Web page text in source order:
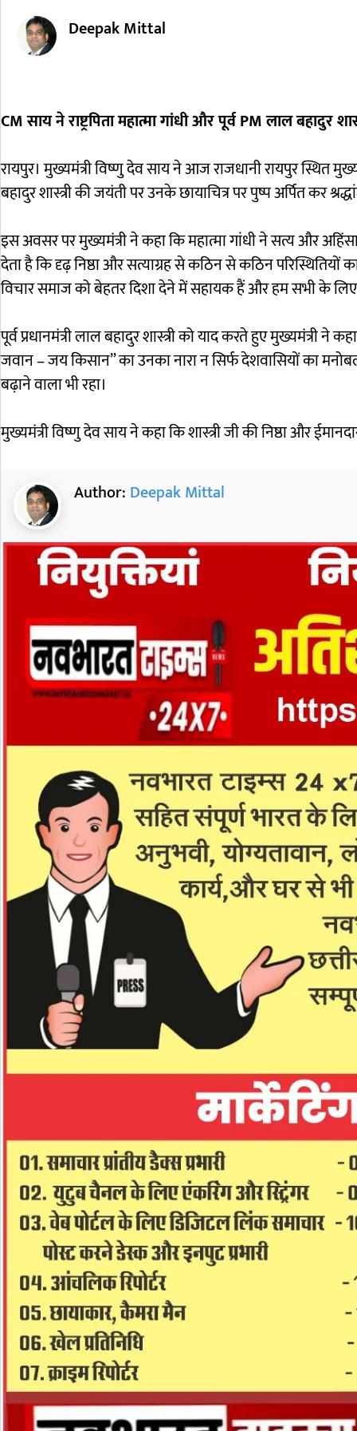
Deepak Mittal
CM साय ने राष्ट्रपिता महात्मा गांधी और पूर्व PM लाल बहादुर
रायपुर। मुख्यमंत्री विष्णु देव साय ने आज राजधानी रायपुर स्थित
बहादुर शास्त्री की जयंती पर उनके छायाचित्र पर पुष्प अर्पित कर
इस अवसर पर मुख्यमंत्री ने कहा कि महात्मा गांधी ने सत्य और
देता है कि दृढ़ निष्ठा और सत्याग्रह से कठिन से कठिन
विचार समाज को बेहतर दिशा देने में सहायक हैं और हम सभी के लिए
पूर्व प्रधानमंत्री लाल बहादुर शास्त्री को याद करते हुए मुख्यमंत्री
जवान – जय किसान” का उनका नारा न सिर्फ देशवासियों का
बढ़ाने वाला भी रहा।
मुख्यमंत्री विष्णु देव साय ने कहा कि शास्त्री जी की निष्ठा और
Author: Deepak Mittal